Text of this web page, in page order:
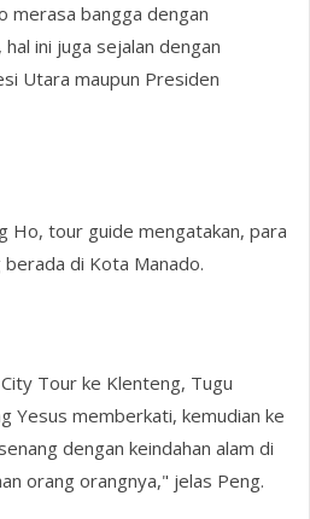
merasa bangga dengan
ini juga sejalan dengan
Utara maupun Presiden
Ho, tour guide mengatakan, para
di Kota Manado.
Tour ke Klenteng, Tugu
Yesus memberkati, kemudian ke
dengan keindahan alam di
orang orangnya," jelas Peng.